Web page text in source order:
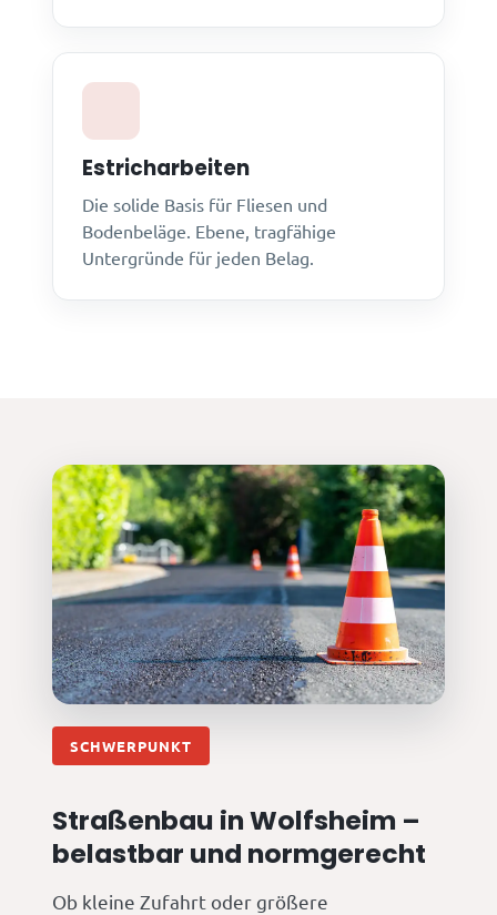
Estricharbeiten
Die solide Basis für Fliesen und
Bodenbeläge. Ebene, tragfähige
Untergründe für jeden Belag.
SCHWERPUNKT
Straßenbau in Wolfsheim –
belastbar und normgerecht
Ob kleine Zufahrt oder größere